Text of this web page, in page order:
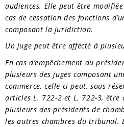
audiences. Elle peut être
cas de cessation des fonctions
composant la juridiction.
Un juge peut être affecté à
En cas d’empêchement du
plusieurs des juges composant
commerce, celle-ci peut, sous
articles L. 722-2 et L. 722-3, être
plusieurs des présidents de
les autres chambres du tribunal.